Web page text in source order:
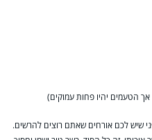
שיש לכם אורחים שאתם רוצים להרשים.